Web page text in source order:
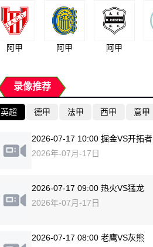
阿甲 阿甲 阿甲
录像推荐
英超 德甲 法甲 西甲 意甲
2026-07-17 10:00 掘金VS开拓者
2026年-07月-17日
2026-07-17 09:00 热火VS猛龙
2026年-07月-17日
2026-07-17 08:00 老鹰VS灰熊